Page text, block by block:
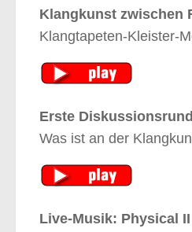
Klangkunst zwischen
Klangtapeten-Kleister-
Erste
Was ist an der
Live-Musik: Physical II